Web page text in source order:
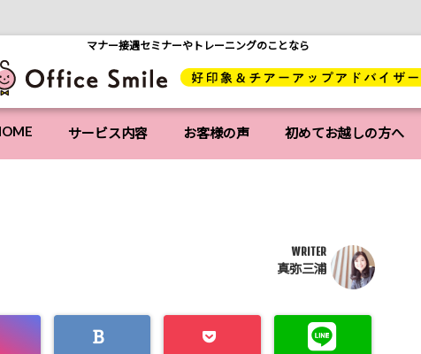
マナー接遇セミナーやトレーニングのことなら
サービス内容 お客様の声 初めてお越しの方へ
WRITER
真弥三浦